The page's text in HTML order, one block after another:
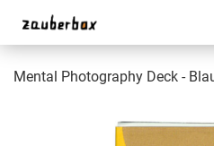
Mental Photography Deck -